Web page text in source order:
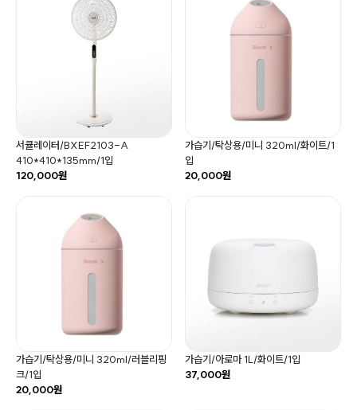
서큘레이터/BXEF2103-A
410*410*135mm/1입
120,000원
가습기/탁상용/미니 320ml/화이트/1
입
20,000원
가습기/탁상용/미니 320ml/러블리핑
크/1입
20,000원
가습기/아로마 1L/화이트/1입
37,000원